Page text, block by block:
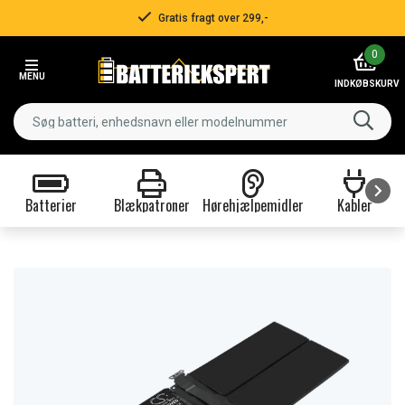
Gratis fragt over 299,-
MENU
0
INDKØBSKURV
Batterier Blækpatroner Hørehjælpemidler Kabler